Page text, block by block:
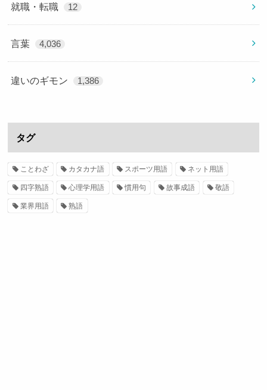
就職・転職 12
言葉 4,036
違いのギモン 1,386
タグ
ことわざ カタカナ語 スポーツ用語 ネット用語
四字熟語 心理学用語 慣用句 故事成語 敬語
業界用語 熟語